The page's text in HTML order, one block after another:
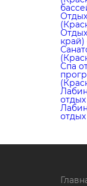
край)
Cпа